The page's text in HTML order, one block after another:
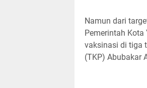
Namun dari
Pemerintah
vaksinasi di tiga
(TKP) Abubakar